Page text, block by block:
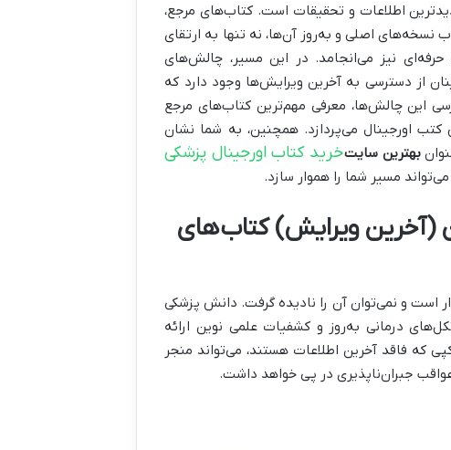
اطلاعات و تحقیقات است. کتاب‌های مرجع،
اصلی و به‌روز آن‌ها، نه تنها به ارتقای
نیز می‌انجامد. در این مسیر، چالش‌های
از دسترسی به آخرین ویرایش‌ها وجود دارد که
این چالش‌ها، معرفی مهم‌ترین کتاب‌های مرجع
اورجینال می‌پردازد. همچنین، به شما نشان
بهترین سایتخرید کتاب اورجینال پزشکی
مسیر شما را هموار سازد.
(آخرین ویرایش) کتاب‌های
است و نمی‌توان آن را نادیده گرفت. دانش پزشکی
درمانی به‌روز و کشفیات علمی نوین ارائه
که فاقد آخرین اطلاعات هستند، می‌تواند منجر
جبران‌ناپذیری در پی خواهد داشت.